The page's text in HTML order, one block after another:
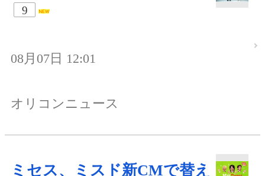
9
08月07日 12:01
オリコンニュース
ミセス、ミスド新CMで替え